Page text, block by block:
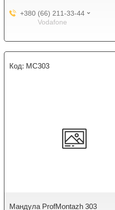
+380 (66) 211-33-44
Vodafone
MC303
Мандула ProfMontazh 303